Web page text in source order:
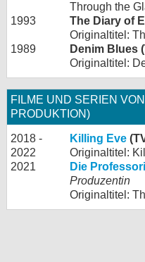
Through the
1993
The Diary of
Originaltitel:
1989
Denim Blues
Originaltitel:
FILME UND SERIEN
PRODUKTION)
2018 -
2022
Killing Eve
Originaltitel:
2021
Die
Produzentin
Originaltitel: